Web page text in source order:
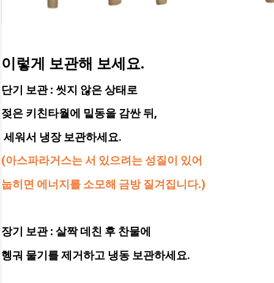
이렇게 보관해 보세요.
단기 보관 : 씻지 않은 상태로
젖은 키친타월에 밑동을 감싼 뒤,
세워서 냉장 보관하세요.
(아스파라거스는 서 있으려는 성질이 있어
눕히면 에너지를 소모해 금방 질겨집니다.)
장기 보관 : 살짝 데친 후 찬물에
헹궈 물기를 제거하고 냉동 보관하세요.